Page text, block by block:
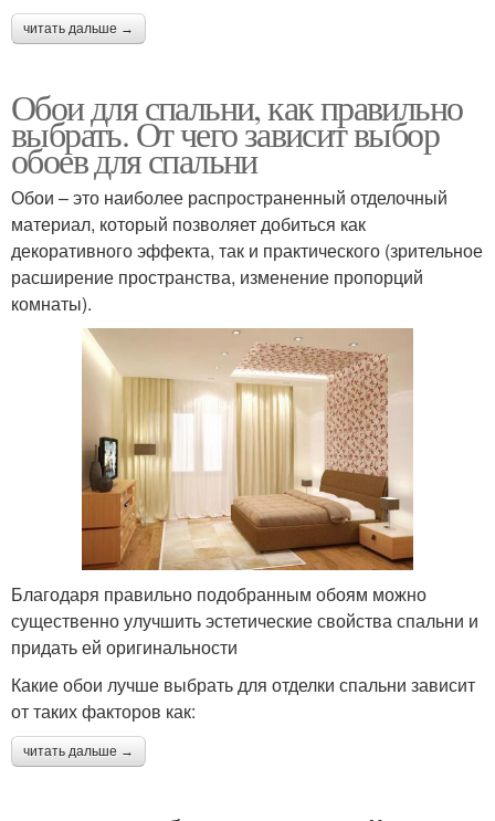
читать дальше →
Обои для спальни, как правильно
выбрать. От чего зависит выбор
обоев для спальни
Обои – это наиболее распространенный отделочный
материал, который позволяет добиться как
декоративного эффекта, так и практического (зрительное
расширение пространства, изменение пропорций
комнаты).
Благодаря правильно подобранным обоям можно
существенно улучшить эстетические свойства спальни и
придать ей оригинальности
Какие обои лучше выбрать для отделки спальни зависит
от таких факторов как:
читать дальше →